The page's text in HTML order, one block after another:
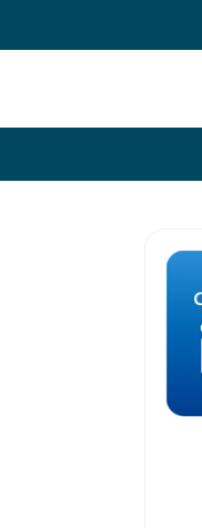
direct